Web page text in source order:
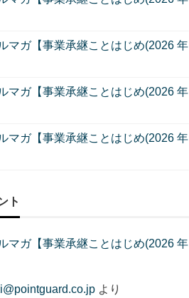
マガ【事業承継ことはじめ(2026 年
マガ【事業承継ことはじめ(2026 年
マガ【事業承継ことはじめ(2026 年
ト
マガ【事業承継ことはじめ(2026 年
より